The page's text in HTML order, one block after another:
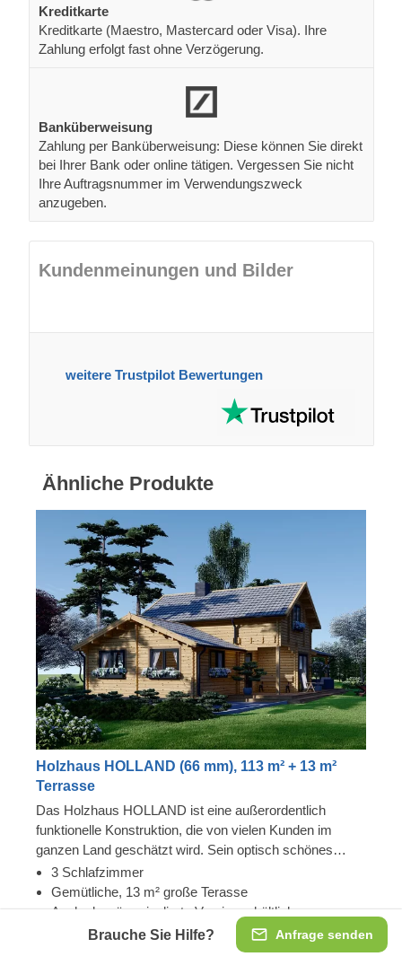
Kreditkarte
Kreditkarte (Maestro, Mastercard oder Visa). Ihre
Zahlung erfolgt fast ohne Verzögerung.
Banküberweisung
Zahlung per Banküberweisung: Diese können Sie direkt
bei Ihrer Bank oder online tätigen. Vergessen Sie nicht
Ihre Auftragsnummer im Verwendungszweck
anzugeben.
Kundenmeinungen und Bilder
weitere Trustpilot Bewertungen
Anfrage senden
Brauche Sie Hilfe?
Ähnliche Produkte
Holzhaus HOLLAND (66 mm), 113 m² + 13 m²
Terrasse
Das Holzhaus HOLLAND ist eine außerordentlich
funktionelle Konstruktion, die von vielen Kunden im
ganzen Land geschätzt wird. Sein optisch schönes
architektonisches Design wirkt moderner als unsere
klassischen Modelle und wird besonders von
Liebhabern des zeitgenössischen Stils geschätzt.
Genießen Sie die Geräumigkeit, die sich über zwei
Etagen des Gebäudes erstreckt. Für besonders hohen
3 Schlafzimmer
Gemütliche, 13 m² große Terasse
Auch als wärmeisolierte Version erhältlich